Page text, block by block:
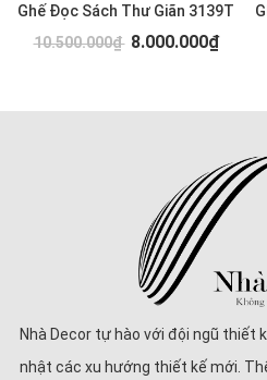
Ghế Đọc Sách Thư Giãn 3139T
10.500.000₫ 8.000.000₫
Nhà Decor tự hào với đội ngũ thiết
nhật các xu hướng thiết kế mới.